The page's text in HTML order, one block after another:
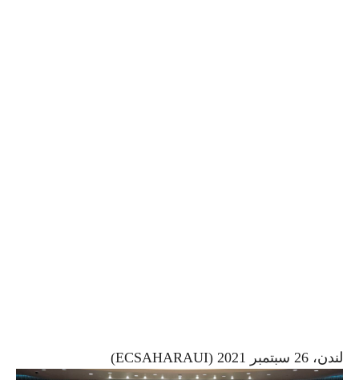
لندن، 26 سبتمبر 2021 (ECSAHARAUI)